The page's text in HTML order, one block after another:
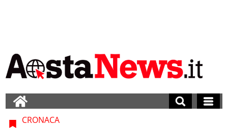
CRONACA